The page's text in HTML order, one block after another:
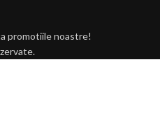
promotiile noastre!